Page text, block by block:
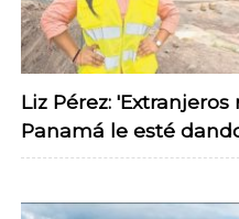
Liz Pérez:
Panamá le esté